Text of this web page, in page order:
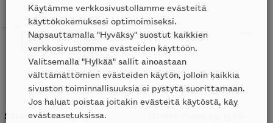
Shade ruokapöytä
Käytämme verkkosivustollamme evästeitä
käyttökokemuksesi optimoimiseksi.
Napsauttamalla "Hyväksy" suostut kaikkien
verkkosivustomme evästeiden käyttöön.
Valitsemalla "Hylkää" sallit ainoastaan
välttämättömien evästeiden käytön, jolloin kaikkia
sivuston toiminnallisuuksia ei pystytä suorittamaan.
Jos haluat poistaa joitakin evästeitä käytöstä, käy
evästeasetuksissa.